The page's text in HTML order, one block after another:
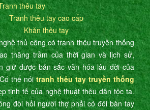
thêu tay
Tranh thêu tay cao cấp
Khăn thêu tay
thủ công có tranh thêu truyền thống
thăng trầm của thời gian và lịch sử,
giữ được bản sắc văn hóa lâu đời của
thể nóitranh thêu tay truyền thống
tinh tế của nghệ thuật thêu dân tộc ta.
đòi hỏi người thợ phải có đôi bàn tay